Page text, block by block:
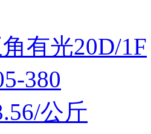
有光20D/1F
380
公斤